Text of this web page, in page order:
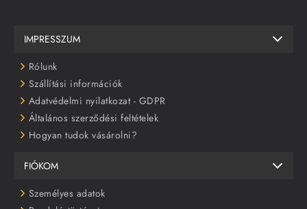
IMPRESSZUM
Rólunk
Szállítási információk
Adatvédelmi nyilatkozat - GDPR
Általános szerződési feltételek
Hogyan tudok vásárolni?
FIÓKOM
Személyes adatok